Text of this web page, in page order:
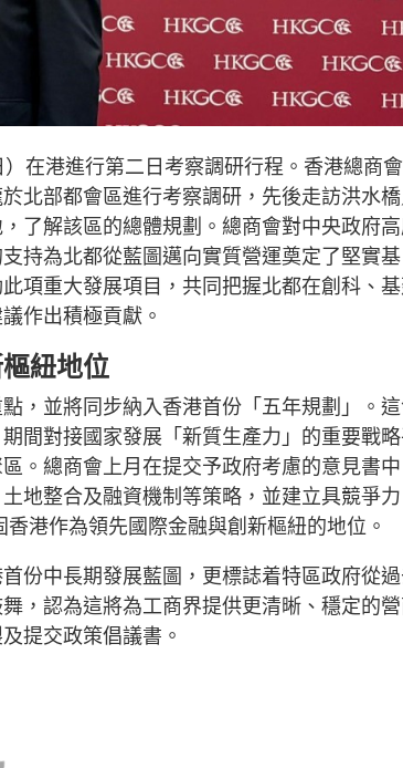
在港進行第二日考察調研行程。香港總商
北部都會區進行考察調研，先後走訪洪水橋
了解該區的總體規劃。總商會對中央政府
持為北都從藍圖邁向實質營運奠定了堅實基
項重大發展項目，共同把握北都在創科、
作出積極貢獻。
紐地位
，並將同步納入香港首份「五年規劃」。
間對接國家發展「新質生產力」的重要戰
。總商會上月在提交予政府考慮的意見書中
地整合及融資機制等策略，並建立具競爭力
港作為領先國際金融與創新樞紐的地位。
份中長期發展藍圖，更標誌着特區政府從
，認為這將為工商界提供更清晰、穩定的
提交政策倡議書。